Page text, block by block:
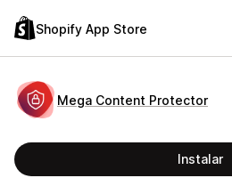
Shopify App Store
Mega Content Protector
Instalar